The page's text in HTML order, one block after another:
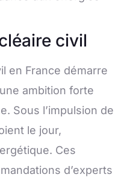
civil
en France démarre
ambition forte
Sous l’impulsion de
le jour,
Ces
d’experts